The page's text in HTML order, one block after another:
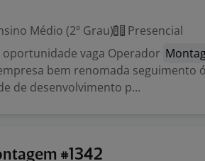
Médio (2º Grau)
Presencial
vaga Operador
bem renomada seguimento
de desenvolvimento p...
#1342